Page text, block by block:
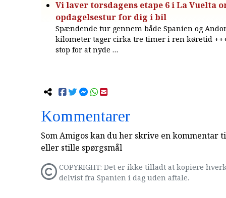
Vi laver torsdagens etape 6 i La Vuelta
opdagelsestur for dig i bil
Spændende tur gennem både Spanien og
kilometer tager cirka tre timer i ren køretid
stop for at nyde …
Kommentarer
Som Amigos kan du her skrive en kommentar
eller stille spørgsmål
COPYRIGHT: Det er ikke tilladt at kopiere
delvist fra Spanien i dag uden aftale.